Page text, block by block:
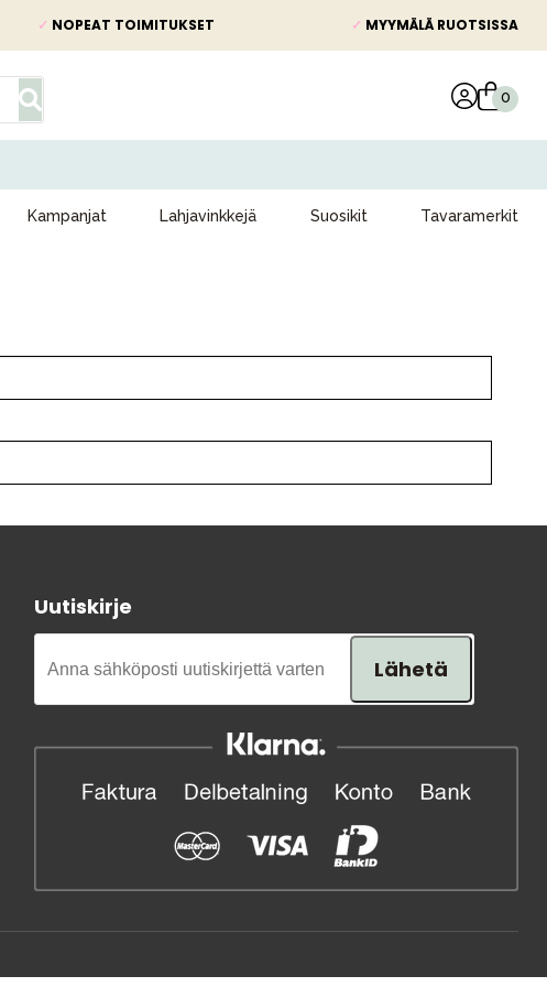
✓ NOPEAT TOIMITUKSET ✓ MYYMÄLÄ RUOTSISSA
Kampanjat Lahjavinkkejä Suosikit Tavaramerkit
Uutiskirje
Lähetä
Kampanjat
Lahjavinkkejä
Suosikit
Tavaramerkit
Myymälämme